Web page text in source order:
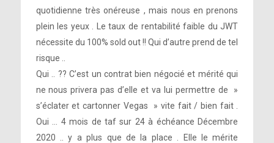
quotidienne très onéreuse , mais nous en prenons
plein les yeux . Le taux de rentabilité faible du JWT
nécessite du 100% sold out !! Qui d’autre prend de tel
risque ..
Qui .. ?? C’est un contrat bien négocié et mérité qui
ne nous privera pas d’elle et va lui permettre de »
s’éclater et cartonner Vegas » vite fait / bien fait .
Oui … 4 mois de taf sur 24 à échéance Décembre
2020 .. y a plus que de la place . Elle le mérite